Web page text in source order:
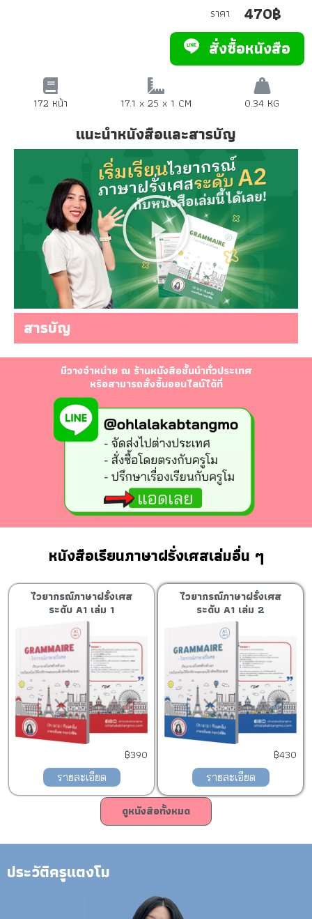
ราคา
470฿
สั่งซื้อหนังสือ
172 หน้า 17.1 x 25 x 1 CM 0.34 KG
แนะนำหนังสือและสารบัญ
สารบัญ
มีวางจำหน่าย ณ ร้านหนังสือชั้นนำทั่วประเทศ
หรือสามารถสั่งซื้นออนไลน์ได้ที่
หนังสือเรียนภาษาฝรั่งเศสเล่มอื่น ๆ
ไวยากรณ์ภาษาฝรั่งเศส
ระดับ A1 เล่ม 1
฿390
รายละเอียด
ไวยากรณ์ภาษาฝรั่งเศส
ระดับ A1 เล่ม 2
฿430
รายละเอียด
ดูหนังสือทั้งหมด
ประวัติครูแตงโม